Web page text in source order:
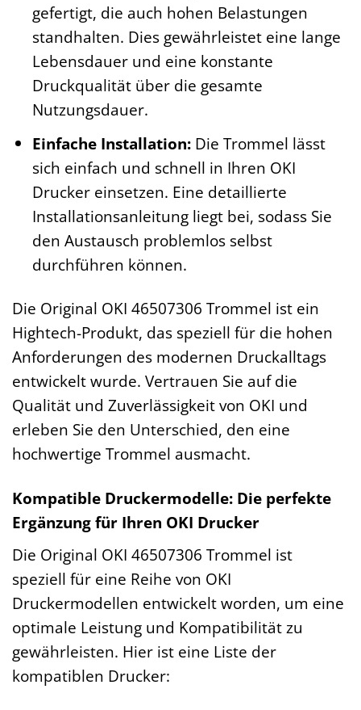
gefertigt, die auch hohen Belastungen
standhalten. Dies gewährleistet eine lange
Lebensdauer und eine konstante
Druckqualität über die gesamte
Nutzungsdauer.
Einfache Installation:Die Trommel lässt
sich einfach und schnell in Ihren OKI
Drucker einsetzen. Eine detaillierte
Installationsanleitung liegt bei, sodass Sie
den Austausch problemlos selbst
durchführen können.
Die Original OKI 46507306 Trommel ist ein
Hightech-Produkt, das speziell für die hohen
Anforderungen des modernen Druckalltags
entwickelt wurde. Vertrauen Sie auf die
Qualität und Zuverlässigkeit von OKI und
erleben Sie den Unterschied, den eine
hochwertige Trommel ausmacht.
Kompatible Druckermodelle: Die perfekte
Ergänzung für Ihren OKI Drucker
Die Original OKI 46507306 Trommel ist
speziell für eine Reihe von OKI
Druckermodellen entwickelt worden, um eine
optimale Leistung und Kompatibilität zu
gewährleisten. Hier ist eine Liste der
kompatiblen Drucker: